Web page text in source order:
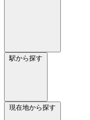
駅から探す
現在地から探す